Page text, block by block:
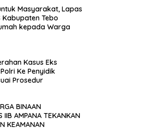
Masyarakat, Lapas
Kabupaten Tebo
kepada Warga
Kasus Eks
Ke Penyidik
Prosedur
BINAAN
IIB AMPANA TEKANKAN
KEAMANAN